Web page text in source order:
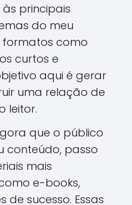
principais
do meu
formatos como
curtos e
aqui é gerar
uma relação de
leitor.
que o público
conteúdo, passo
mais
e-books,
de sucesso. Essas